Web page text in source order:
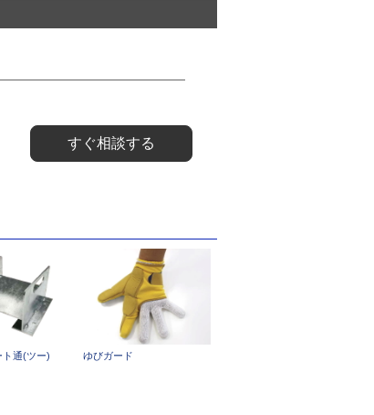
すぐ相談する
ト通(ツー) ゆびガード